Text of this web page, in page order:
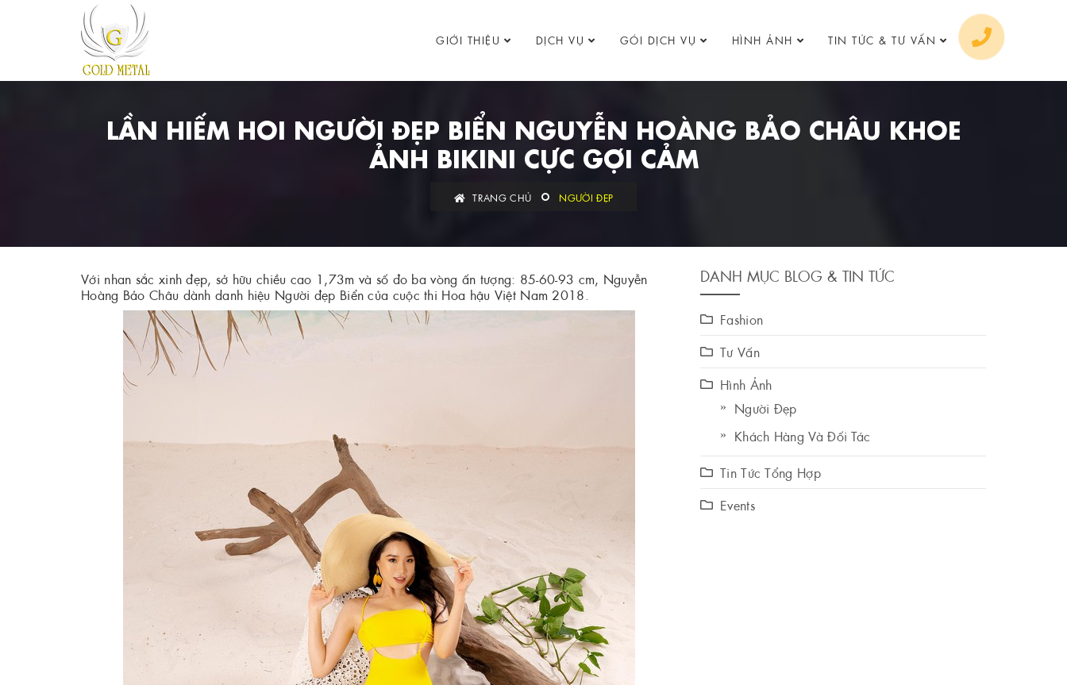
GIỚI THIỆU DỊCH VỤ GÓI DỊCH VỤ HÌNH ẢNH TIN TỨC & TƯ VẤN
LẦN HIẾM HOI NGƯỜI ĐẸP BIỂN NGUYỄN HOÀNG BẢO CHÂU KHOE
ẢNH BIKINI CỰC GỢI CẢM
TRANG CHỦ NGƯỜI ĐẸP
Với nhan sắc xinh đẹp, sở hữu chiều cao 1,73m và số đo ba vòng ấn tượng: 85-60-93 cm, Nguyễn
Hoàng Bảo Châu dành danh hiệu Người đẹp Biển của cuộc thi Hoa hậu Việt Nam 2018.
DANH MỤC BLOG & TIN TỨC
Fashion
Tư Vấn
Hình Ảnh
Người Đẹp
Khách Hàng Và Đối Tác
Tin Tức Tổng Hợp
Events